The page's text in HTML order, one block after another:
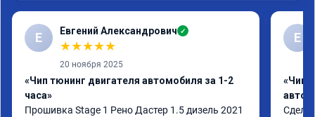
Е Евгений Александрович ✓
★★★★★
20 ноября 2025
«Чип тюнинг двигателя автомобиля за 1-2
часа»
Прошивка Stage 1 Рено Дастер 1.5 дизель 2021
Е
«Чип